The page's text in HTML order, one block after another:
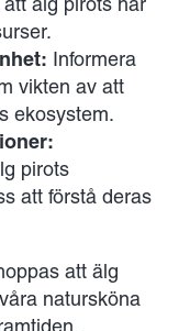
Informera
vikten av att
ekosystem.
pirots
att förstå deras
att älg
natursköna